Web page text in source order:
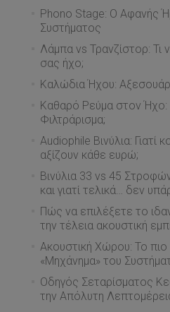
Phono Stage: Ο Αφανής
Συστήματος
Λάμπα vs Τρανζίστορ: Τι
σας ήχο;
Καλώδια Ήχου: Αξεσουάρ
Καθαρό Ρεύμα στον Ήχο:
Φιλτράρισμα;
Audiophile Βινύλια: Γιατί
αξίζουν κάθε ευρώ;
Βινύλια 33 vs 45
και γιατί τελικά… δεν
Πώς να επιλέξετε το
την τέλεια ακουστική
Ακουστική Χώρου: Το πιο
«Μηχάνημα» του
Οδηγός Σεταρίσματος
την Απόλυτη